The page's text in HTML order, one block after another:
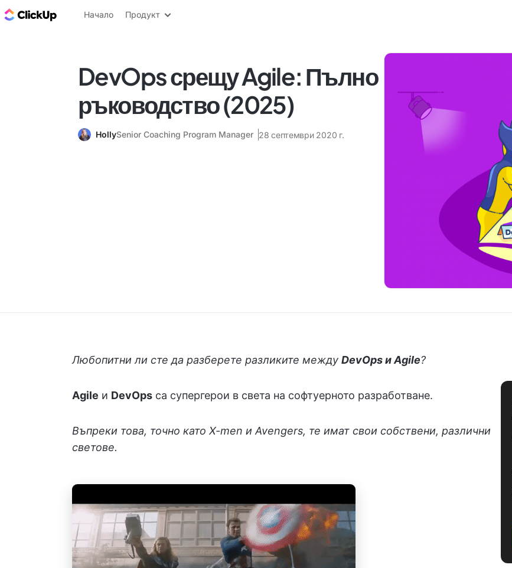
ClickUp блог
Начало Продукт
DevOps срещу Agile: Пълно
ръководство (2025)
HollySenior Coaching Program Manager 28 септември 2020 г.
Любопитни ли сте да разберете разликите между DevOps и Agile?
Agile и DevOps са супергерои в света на софтуерното разработване.
Въпреки това, точно като X-men и Avengers, те имат свои собствени, различни
светове.